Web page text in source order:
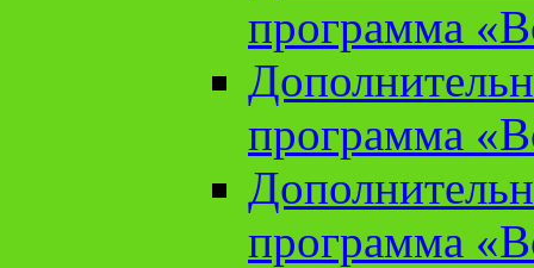
программа
программа
программа